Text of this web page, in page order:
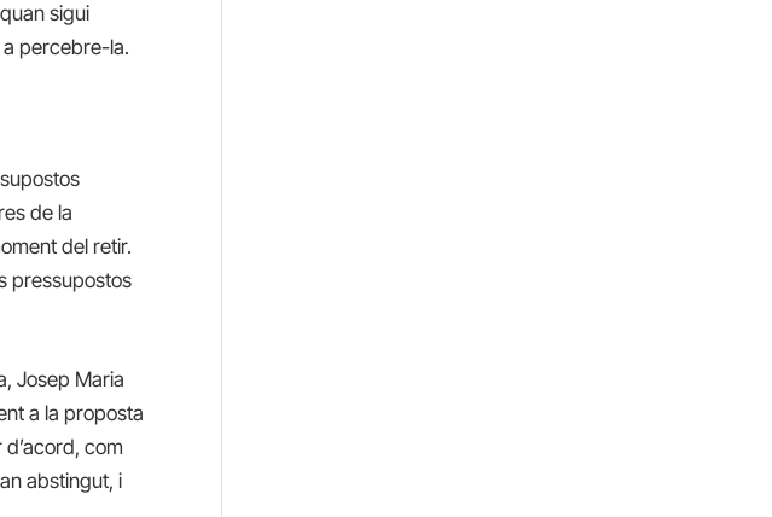
sigui
a percebre-la.
de la
del retir.
pressupostos
Josep Maria
a la proposta
com
abstingut, i